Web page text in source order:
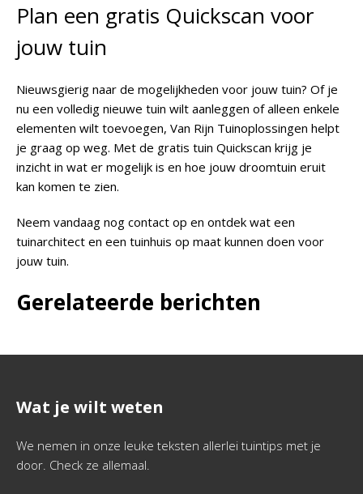
Plan een gratis Quickscan voor
jouw tuin
Nieuwsgierig naar de mogelijkheden voor jouw tuin? Of je
nu een volledig nieuwe tuin wilt aanleggen of alleen enkele
elementen wilt toevoegen, Van Rijn Tuinoplossingen helpt
je graag op weg. Met de gratis tuin Quickscan krijg je
inzicht in wat er mogelijk is en hoe jouw droomtuin eruit
kan komen te zien.
Neem vandaag nog contact op en ontdek wat een
tuinarchitect en een tuinhuis op maat kunnen doen voor
jouw tuin.
Gerelateerde berichten
Wat je wilt weten
We nemen in onze leuke teksten allerlei tuintips met je
door. Check ze allemaal.